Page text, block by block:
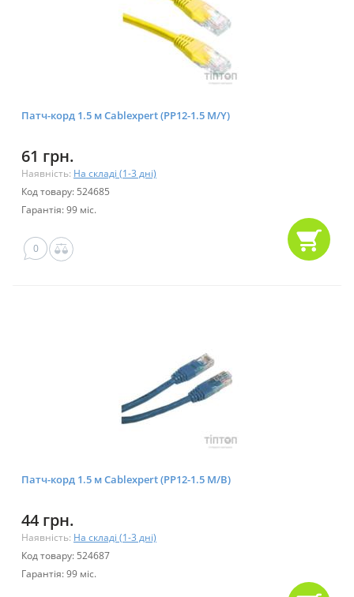
Патч-корд 1.5 м Cablexpert (PP12-1.5 M/Y)
61 грн.
Наявність: На складі (1-3 дні)
Код товару: 524685
Гарантія: 99 міс.
0
Патч-корд 1.5 м Cablexpert (PP12-1.5 M/B)
44 грн.
Наявність: На складі (1-3 дні)
Код товару: 524687
Гарантія: 99 міс.